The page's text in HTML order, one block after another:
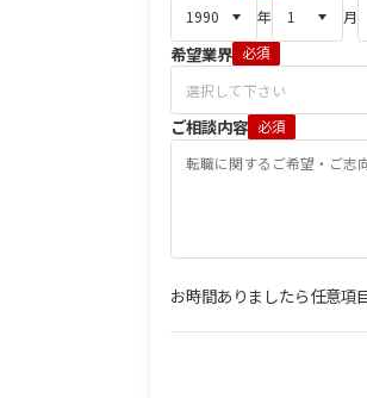
年
月
希望業界 必須
ご相談内容 必須
お時間ありましたら任意項